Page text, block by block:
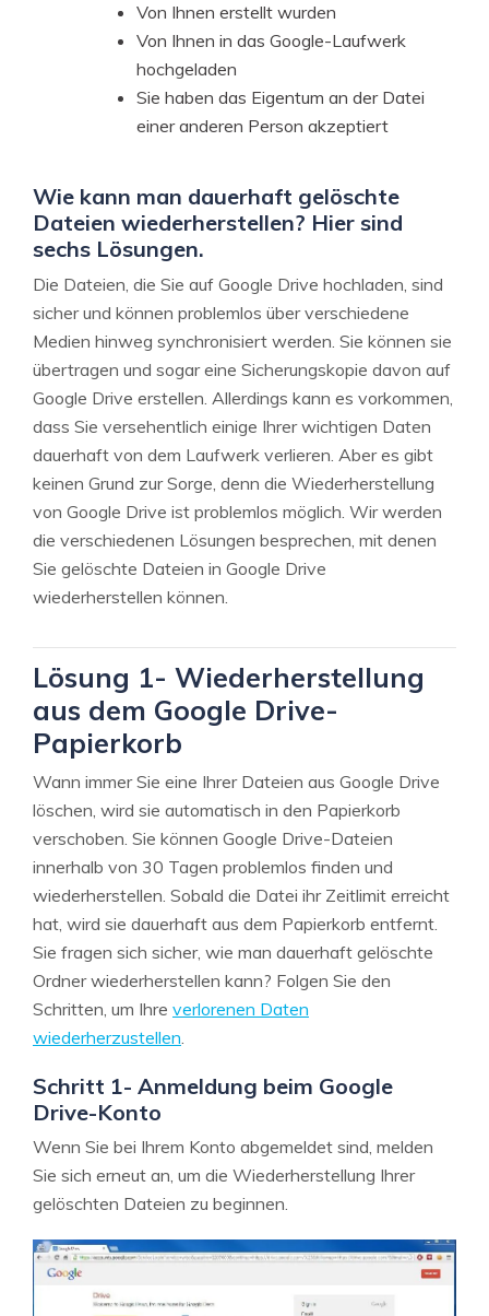
Von Ihnen erstellt wurden
Von Ihnen in das Google-Laufwerk
hochgeladen
Sie haben das Eigentum an der Datei
einer anderen Person akzeptiert
Wie kann man dauerhaft gelöschte
Dateien wiederherstellen? Hier sind
sechs Lösungen.
Die Dateien, die Sie auf Google Drive hochladen, sind
sicher und können problemlos über verschiedene
Medien hinweg synchronisiert werden. Sie können sie
übertragen und sogar eine Sicherungskopie davon auf
Google Drive erstellen. Allerdings kann es vorkommen,
dass Sie versehentlich einige Ihrer wichtigen Daten
dauerhaft von dem Laufwerk verlieren. Aber es gibt
keinen Grund zur Sorge, denn die Wiederherstellung
von Google Drive ist problemlos möglich. Wir werden
die verschiedenen Lösungen besprechen, mit denen
Sie gelöschte Dateien in Google Drive
wiederherstellen können.
Lösung 1- Wiederherstellung
aus dem Google Drive-
Papierkorb
Wann immer Sie eine Ihrer Dateien aus Google Drive
löschen, wird sie automatisch in den Papierkorb
verschoben. Sie können Google Drive-Dateien
innerhalb von 30 Tagen problemlos finden und
wiederherstellen. Sobald die Datei ihr Zeitlimit erreicht
hat, wird sie dauerhaft aus dem Papierkorb entfernt.
Sie fragen sich sicher, wie man dauerhaft gelöschte
Ordner wiederherstellen kann? Folgen Sie den
Schritten, um Ihre verlorenen Daten
wiederherzustellen
Schritt 1- Anmeldung beim Google
Drive-Konto
Wenn Sie bei Ihrem Konto abgemeldet sind, melden
Sie sich erneut an, um die Wiederherstellung Ihrer
gelöschten Dateien zu beginnen.